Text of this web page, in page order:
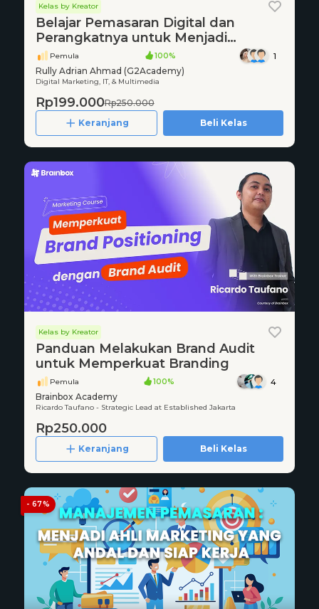
Kelas by Kreator
Belajar Pemasaran Digital dan
Perangkatnya untuk Menjadi
Spesialis Periklanan
Pemula 100% 1
Rully Adrian Ahmad (G2Academy)
Digital Marketing, IT, & Multimedia
Rp199.000Rp250.000
Keranjang
Beli Kelas
Kelas by Kreator
Panduan Melakukan Brand Audit
untuk Memperkuat Branding
Pemula 100% 4
Brainbox Academy
Ricardo Taufano - Strategic Lead at Established Jakarta
Rp250.000
Keranjang Beli Kelas
- 67%